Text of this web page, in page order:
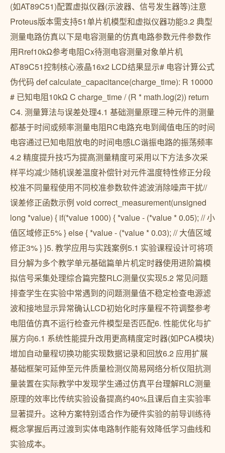
(如AT89C51)配置虚拟仪器(示波器、信号发生器等)注意
Proteus版本需支持51单片机模型和虚拟仪器功能3.2 典型
测量电路仿真以下是电容测量的仿真电路参数元件参数作
用Rref10kΩ参考电阻Cx待测电容测量对象单片机
AT89C51控制核心液晶16x2 LCD结果显示# 电容计算公式
伪代码 def calculate_capacitance(charge_time): R 10000
# 已知电阻10kΩ C charge_time / (R * math.log(2)) return
C4. 测量算法与误差处理4.1 基础测量原理三种元件的测量
都基于时间或频率测量电阻RC电路充电到阈值电压的时间
电容通过已知电阻放电的时间电感LC谐振电路的振荡频率
4.2 精度提升技巧为提高测量精度可采用以下方法多次采
样平均减少随机误差温度补偿针对元件温度特性修正分段
校准不同量程使用不同校准参数软件滤波消除噪声干扰//
误差修正函数示例 void correct_measurement(unsigned
long *value) { if(*value 1000) { *value - (*value * 0.05); // 小
值区域修正5% } else { *value - (*value * 0.03); // 大值区域
修正3% } }5. 教学应用与实践案例5.1 实验课程设计可将项
目分解为多个教学单元基础篇单片机定时器使用进阶篇模
拟信号采集处理综合篇完整RLC测量仪实现5.2 常见问题
排查学生在实验中常遇到的问题测量值不稳定检查电源滤
波和接地显示异常确认LCD初始化时序量程不符调整参考
电阻值仿真不运行检查元件模型是否匹配6. 性能优化与扩
展方向6.1 系统性能提升改用更高精度定时器(如PCA模块)
增加自动量程切换功能实现数据记录和回放6.2 应用扩展
基础框架可延伸至元件质量检测仪简易网络分析仪阻抗测
量装置在实际教学中发现学生通过仿真平台理解RLC测量
原理的效率比传统实验设备提高约40%且课后自主实验率
显著提升。这种方案特别适合作为硬件实验的前导训练待
概念掌握后再过渡到实体电路制作能有效降低学习曲线和
实验成本。